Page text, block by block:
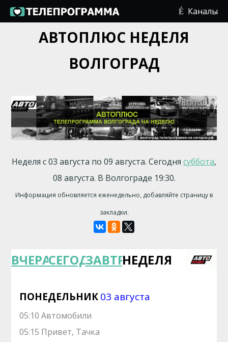
Каналы
АВТОПЛЮС НЕДЕЛЯ
ВОЛГОГРАД
Неделя с 03 августа по 09 августа. Сегодня суббота,
08 августа. В Волгограде 19:30.
Информация обновляется еженедельно, добавляйте страницу в
закладки.
ВЧЕРАСЕГОДНЯЗАВТРАНЕДЕЛЯ
ПОНЕДЕЛЬНИК03 августа
05:10 Автомобили
05:15 Привет, Тачка